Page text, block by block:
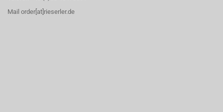
Mail order[at]rieserler.de